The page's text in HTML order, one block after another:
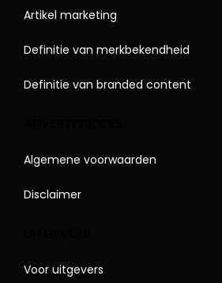
Artikel marketing
Definitie van merkbekendheid
Definitie van branded content
Algemene voorwaarden
Disclaimer
Voor uitgevers